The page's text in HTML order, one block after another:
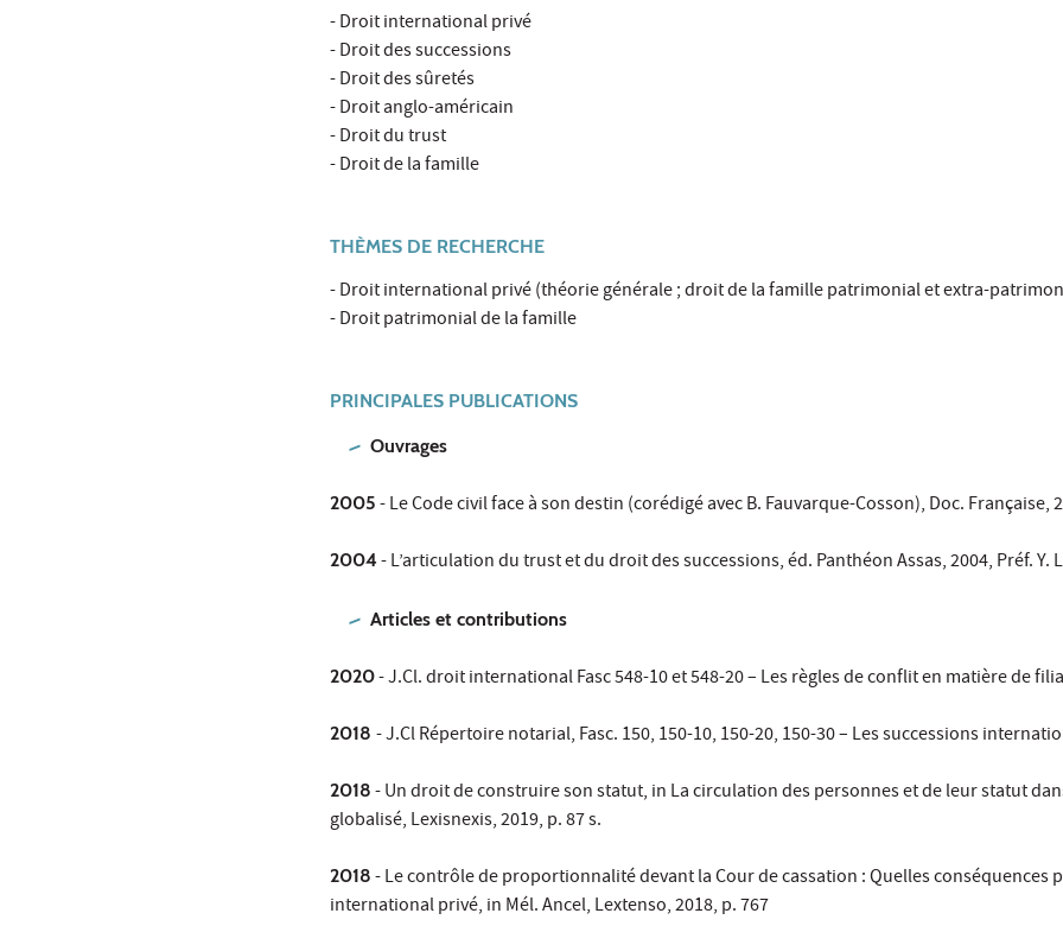
- Droit international privé
- Droit des successions
- Droit des sûretés
- Droit anglo-américain
- Droit du trust
- Droit de la famille
THÈMES DE RECHERCHE
- Droit international privé (théorie générale ; droit de la famille patrimonial et extra-
- Droit patrimonial de la famille
PRINCIPALES PUBLICATIONS
Ouvrages
2005 - Le Code civil face à son destin (corédigé avec B. Fauvarque-Cosson), Doc. Française,
2004- L’articulation du trust et du droit des successions, éd. Panthéon Assas, 2004, Préf. Y.
Articles et contributions
2020- J.Cl. droit international Fasc 548-10 et 548-20 – Les règles de conflit en matière de
2018 - J.Cl Répertoire notarial, Fasc. 150, 150-10, 150-20, 150-30 – Les successions
2018 - Un droit de construire son statut, in La circulation des personnes et de leur statut
globalisé, Lexisnexis, 2019, p. 87 s.
2018 - Le contrôle de proportionnalité devant la Cour de cassation : Quelles conséquences
international privé, in Mél. Ancel, Lextenso, 2018, p. 767